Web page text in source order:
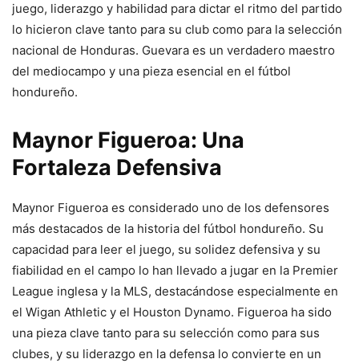
juego, liderazgo y habilidad para dictar el ritmo del partido
lo hicieron clave tanto para su club como para la selección
nacional de Honduras. Guevara es un verdadero maestro
del mediocampo y una pieza esencial en el fútbol
hondureño.
Maynor Figueroa: Una
Fortaleza Defensiva
Maynor Figueroa es considerado uno de los defensores
más destacados de la historia del fútbol hondureño. Su
capacidad para leer el juego, su solidez defensiva y su
fiabilidad en el campo lo han llevado a jugar en la Premier
League inglesa y la MLS, destacándose especialmente en
el Wigan Athletic y el Houston Dynamo. Figueroa ha sido
una pieza clave tanto para su selección como para sus
clubes, y su liderazgo en la defensa lo convierte en un